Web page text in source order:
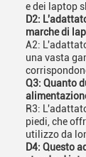
e dei laptop
D2:
marche di
A2:
una vasta
Q3: Quanto
R3:
piedi, che
utilizzo da
D4: Questo